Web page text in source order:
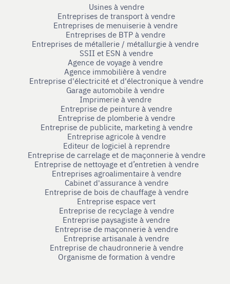
Usines à vendre
Entreprises de transport à vendre
Entreprises de menuiserie à vendre
Entreprises de BTP à vendre
Entreprises de métallerie / métallurgie à vendre
SSII et ESN à vendre
Agence de voyage à vendre
Agence immobilière à vendre
Entreprise d'électricité et d'électronique à vendre
Garage automobile à vendre
Imprimerie à vendre
Entreprise de peinture à vendre
Entreprise de plomberie à vendre
Entreprise de publicite, marketing à vendre
Entreprise agricole à vendre
Editeur de logiciel à reprendre
Entreprise de carrelage et de maçonnerie à vendre
Entreprise de nettoyage et d’entretien à vendre
Entreprises agroalimentaire à vendre
Cabinet d'assurance à vendre
Entreprise de bois de chauffage à vendre
Entreprise espace vert
Entreprise de recyclage à vendre
Entreprise paysagiste à vendre
Entreprise de maçonnerie à vendre
Entreprise artisanale à vendre
Entreprise de chaudronnerie à vendre
Organisme de formation à vendre